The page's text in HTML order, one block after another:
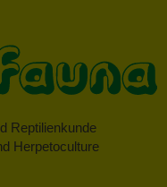
Reptilienkunde
Herpetoculture